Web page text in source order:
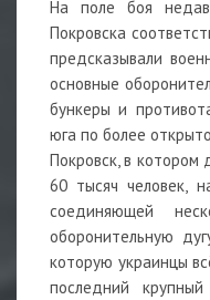
На поле боя
Покровска
предсказывали
основные
бункеры и
юга по более
Покровск, в
60 тысяч человек,
соединяющей
оборонительную
которую украинцы
последний